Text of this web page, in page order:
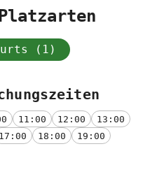
(1)
11:00 12:00
13:00
17:00 18:00 19:00